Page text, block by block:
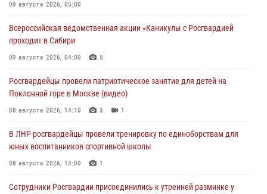
09 августа 2026, 05:00
Всероссийская ведомственная акции «Каникулы с Росгвардией
проходит в Сибири
09 августа 2026, 04:00 5
Росгвардейцы провели патриотическое занятие для детей на
Поклонной горе в Москве (видео)
08 августа 2026, 14:10 3 1
В ЛНР росгвардейцы провели тренировку по единоборствам для
юных воспитанников спортивной школы
08 августа 2026, 13:00 1
Сотрудники Росгвардии присоединились к утренней разминке у